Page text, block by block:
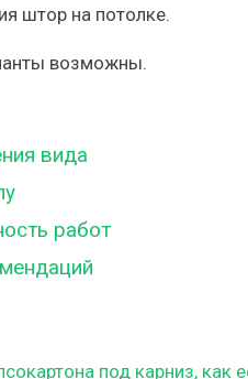
штор на потолке.
возможны.
вида
работ